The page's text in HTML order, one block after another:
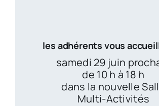
les adhérents vous
samedi 29 juin
de 10 h à 18 h
dans la nouvelle
Multi-Activités